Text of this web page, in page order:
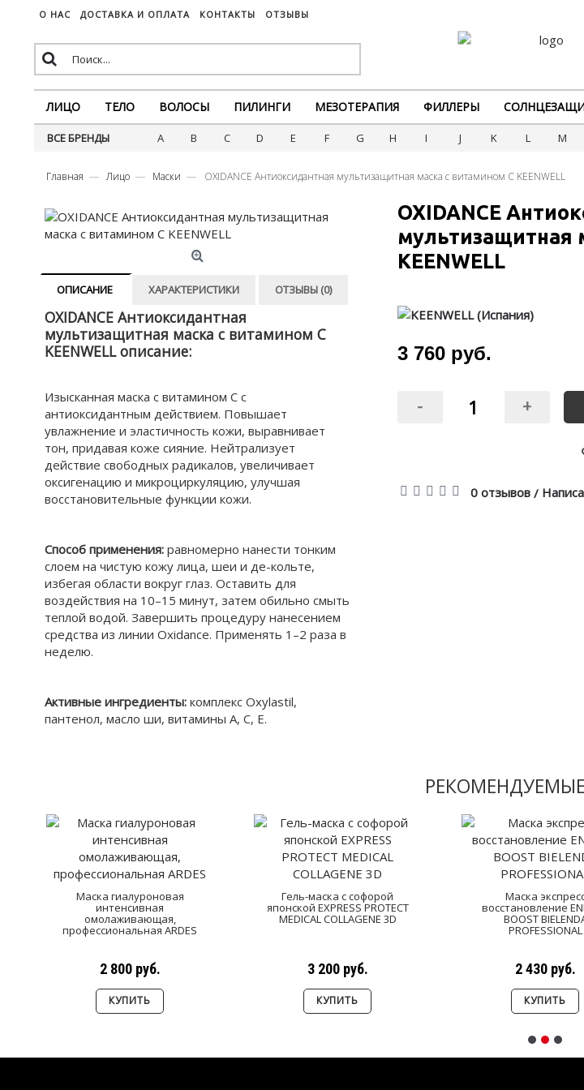
О НАС ДОСТАВКА И ОПЛАТА КОНТАКТЫ ОТЗЫВЫ
ЛИЦО ТЕЛО ВОЛОСЫ ПИЛИНГИ МЕЗОТЕРАПИЯ ФИЛЛЕРЫ
ВСЕ БРЕНДЫ A B C D E F G H I J K L M
Главная Лицо Маски OXIDANCE Антиоксидантная мультизащитная маска с витамином С KEENWELL
ОПИСАНИЕ ХАРАКТЕРИСТИКИ ОТЗЫВЫ (0)
OXIDANCE Антиоксидантная
мультизащитная маска с витамином С
KEENWELL описание:
Изысканная маска с витамином С с
антиоксидантным действием. Повышает
увлажнение и эластичность кожи, выравнивает
тон, придавая коже сияние. Нейтрализует
действие свободных радикалов, увеличивает
оксигенацию и микроциркуляцию, улучшая
восстановительные функции кожи.
Способ применения: равномерно нанести тонким
слоем на чистую кожу лица, шеи и де-кольте,
избегая области вокруг глаз. Оставить для
воздействия на 10–15 минут, затем обильно смыть
теплой водой. Завершить процедуру нанесением
средства из линии Oxidance. Применять 1–2 раза в
неделю.
Активные ингредиенты: комплекс Oxylastil,
пантенол, масло ши, витамины А, С, Е.
OXIDANCE
мультизащитная
KEENWELL
3 760 руб.
- +
0 отзывов/
Маска гиалуроновая
интенсивная
омолаживающая,
профессиональная ARDES
2 800 руб.
КУПИТЬ
Гель-маска с софорой
японской EXPRESS PROTECT
MEDICAL COLLAGENE 3D
3 200 руб.
КУПИТЬ
Маска
восстановление
BOOST
PROFESSIONAL
2 430 руб.
КУПИТЬ